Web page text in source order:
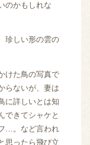
のかもしれな
珍しい形の雲の
けた鳥の写真で
らないが、妻は
に詳しいとは知
できてシャケと
…。など言われ
思ったら飛び立